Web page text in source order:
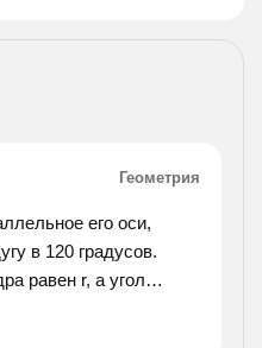
Геометрия
его оси,
в 120 градусов.
равен r, а угол
объём цилиндра.).